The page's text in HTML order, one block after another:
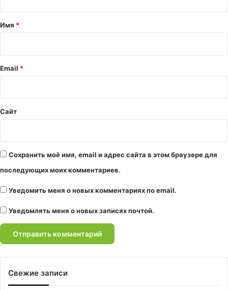
а
й
Имя *
Email *
Сайт
Сохранить моё имя, email и адрес сайта в этом браузере для
последующих моих комментариев.
Уведомить меня о новых комментариях по email.
Уведомлять меня о новых записях почтой.
Свежие записи